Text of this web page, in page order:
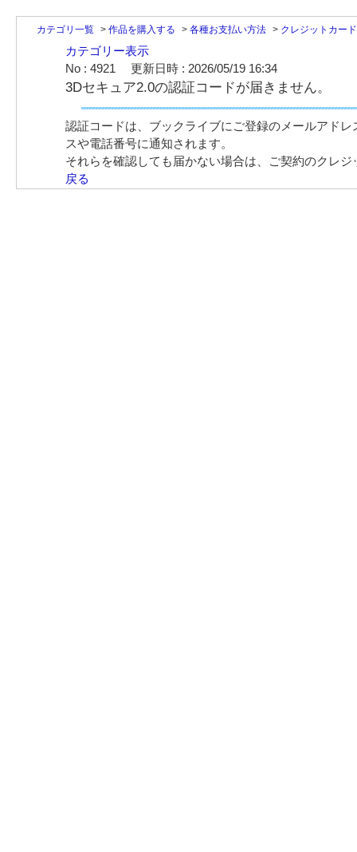
カテゴリ一覧 > 作品を購入する > 各種お支払い方法 > クレジットカード
カテゴリー表示
No : 4921
更新日時 : 2026/05/19 16:34
3Dセキュア2.0の認証コードが届きません。
認証コードは、ブックライブにご登録のメールアド
スや電話番号に通知されます。
それらを確認しても届かない場合は、ご契約のクレ
戻る